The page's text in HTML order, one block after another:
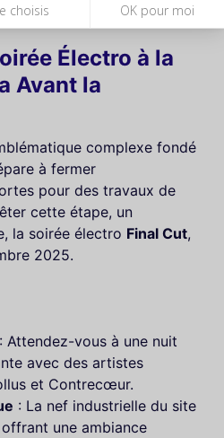
choisis OK pour moi
Électro à la
Avant la
complexe fondé
à fermer
pour des travaux de
cette étape, un
la soirée électro Final Cut,
2025.
: Attendez-vous à une nuit
avec des artistes
et Contrecœur.
: La nef industrielle du site
une ambiance